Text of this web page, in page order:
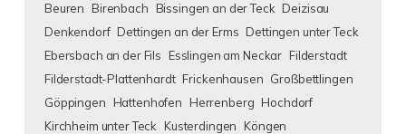
Beuren
Birenbach Bissingen an der Teck Deizisau
Denkendorf Dettingen an der Erms Dettingen unter Teck
Ebersbach an der Fils
Esslingen am Neckar Filderstadt
Filderstadt-Plattenhardt Frickenhausen Großbettlingen
Göppingen
Hattenhofen Herrenberg Hochdorf
Kirchheim unter Teck
Kusterdingen
Köngen